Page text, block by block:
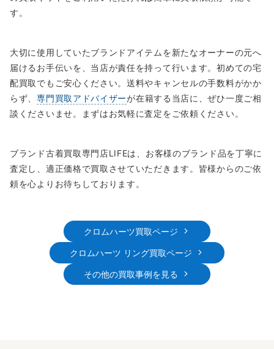
す。
大切に使用していたブランドアイテムを新たなオーナーの元へ
届けるお手伝いを、当店が責任を持って行います。初めての宅
配買取でもご安心ください。送料やキャンセルの手数料がかか
らず、専門買取アドバイザーが在籍する当店に、ぜひ一度ご相
談くださいませ。まずはお気軽に査定をご依頼ください。
ブランド古着買取専門店LIFEは、お客様のブランド品を丁寧に
査定し、適正価格で買取させていただきます。皆様からのご依
頼を心よりお待ちしております。
クロムハーツ買取ページ
クロムハーツ リング買取ページ
その他の買取事例を見る